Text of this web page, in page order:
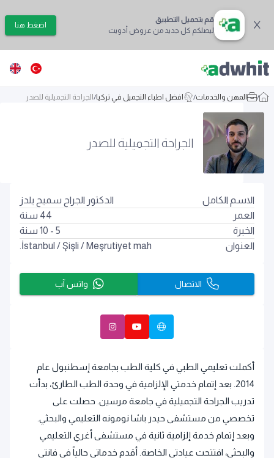
قم بتحميل التطبيق
ليصلكم كل جديد من عروض أدويت
اضغط هنا
/ المهن والخدمات/ افضل اطباء التجميل في تركيا/ الجراحة التجميلية للصدر
الجراحة التجميلية للصدر
أكملت تعليمي الطبي في كلية الطب بجامعة إسطنبول عام
2014. بعد إتمام خدمتي الإلزامية في وحدة الطب الطارئ، بدأت
تدريب الجراحة التجميلية في جامعة مرسين. حصلت على
تخصصي من مستشفى حيدر باشا نومونه التعليمي والبحثي.
وبعد إتمام خدمة إلزامية ثانية في مستشفى أغري التعليمي
والبحثي، افتتحت عيادتي الخاصة. أقدم خدماتي حالياً في فانتي
الاسم الكامل
الدكتور الجراح سميح يلدز
العمر
44 سنة
الخبرة
5 - 10 سنة
العنوان
İstanbul /Şişli / Meşrutiyet mah.
الاتصال واتس آب